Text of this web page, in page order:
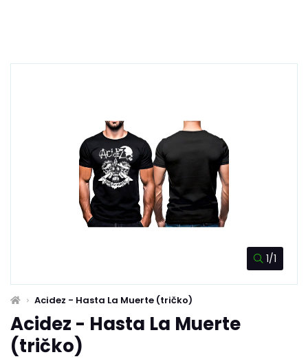
1/1
Acidez - Hasta La Muerte (tričko)
Acidez - Hasta La Muerte
(tričko)